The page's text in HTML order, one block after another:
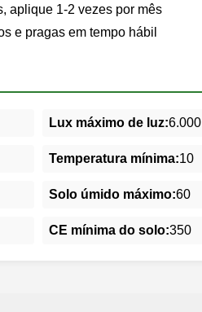
aplique 1-2 vezes por mês
e pragas em tempo hábil
Lux máximo de luz:6.000
Temperatura mínima:10
Solo úmido máximo:60
CE mínima do solo:350